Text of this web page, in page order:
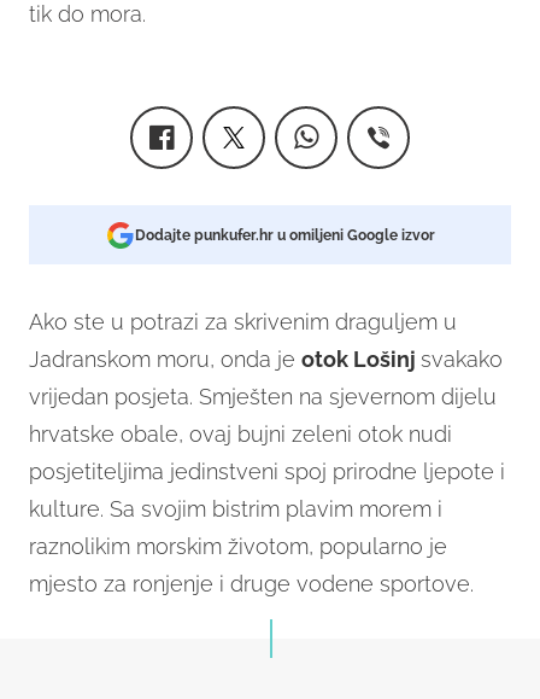
tik do mora.
Dodajte punkufer.hr u omiljeni Google izvor
Ako ste u potrazi za skrivenim draguljem u
Jadranskom moru, onda je otok Lošinj svakako
vrijedan posjeta. Smješten na sjevernom dijelu
hrvatske obale, ovaj bujni zeleni otok nudi
posjetiteljima jedinstveni spoj prirodne ljepote i
kulture. Sa svojim bistrim plavim morem i
raznolikim morskim životom, popularno je
mjesto za ronjenje i druge vodene sportove.